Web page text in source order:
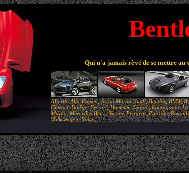
Qui n'a jamais rêvé de se mettre au
Abarth, Alfa Romeo, Aston Martin, Audi, Bentley, BMW,
Citroen, Dodge, Ferrari, Hummer, Jaguar, Koenigsegg,
Mazda, Mercedes-Benz, Nissan, Peugeot, Porsche,
Volkswagen, Volvo,...